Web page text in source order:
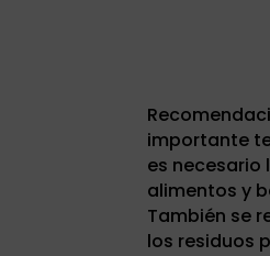
importante
es necesario
alimentos y
También se
los residuos